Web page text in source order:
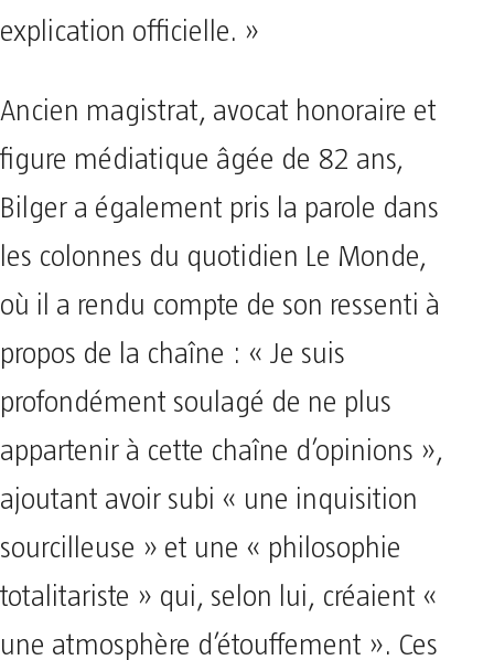
explication officielle. »
Ancien magistrat, avocat honoraire et
figure médiatique âgée de 82 ans,
Bilger a également pris la parole dans
les colonnes du quotidien Le Monde,
où il a rendu compte de son ressenti à
propos de la chaîne : « Je suis
profondément soulagé de ne plus
appartenir à cette chaîne d’opinions »,
ajoutant avoir subi « une inquisition
sourcilleuse » et une « philosophie
totalitariste » qui, selon lui, créaient «
une atmosphère d’étouffement ». Ces